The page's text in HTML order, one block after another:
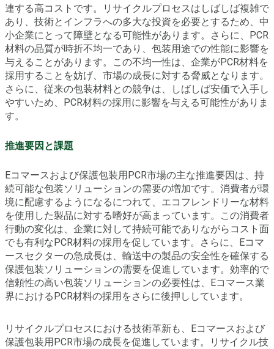
連する高コストです。リサイクルプロセスはしばしば複雑で
あり、技術とインフラへの多大な投資を必要とするため、中
小企業にとって障壁となる可能性があります。さらに、PCR
材料の品質が時折不均一であり、包装用途での性能に影響を
与えることがあります。この不均一性は、企業がPCR材料を
採用することを妨げ、市場の成長に対する脅威となります。
さらに、従来の包装材料との競争は、しばしば安価で入手し
やすいため、PCR材料の採用に影響を与える可能性がありま
す。
推進要因と課題
Eコマースおよび保護包装用PCR市場の主な推進要因は、持
続可能な包装ソリューションの需要の増加です。消費者が環
境に配慮するようになるにつれて、エコフレンドリーな材料
を使用した製品に対する嗜好が高まっています。この消費者
行動の変化は、企業に対して持続可能でありながらコスト面
でも有利なPCR材料の採用を促しています。さらに、Eコマ
ースセクターの急成長は、輸送中の製品の安全性を確保する
保護包装ソリューションの需要を促進しています。効率的で
信頼性の高い包装ソリューションの必要性は、Eコマース業
界におけるPCR材料の採用をさらに後押ししています。
リサイクルプロセスにおける技術革新も、Eコマースおよび
保護包装用PCR市場の成長を促進しています。リサイクル技